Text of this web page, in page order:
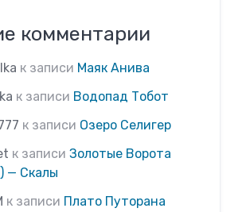
комментарии
к записи Маяк Анива
к записи Водопад Тобот
к записи Озеро Селигер
к записи Золотые Ворота
— Скалы
к записи Плато Путорана